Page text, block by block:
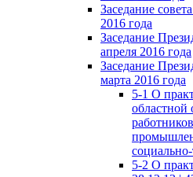
Заседание
2016 года
Заседание
апреля 2016 года
Заседание
марта 2016 года
5-1 О
областной
5-2 О